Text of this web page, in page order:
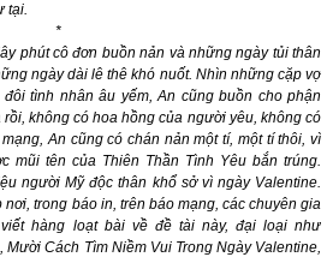
tại.
*
phút cô đơn buồn nản và những ngày tủi thân
ngày dài lê thê khó nuốt. Nhìn những cặp vợ
tình nhân âu yếm, An cũng buồn cho phận
không có hoa hồng của người yêu, không có
An cũng có chán nản một tí, một tí thôi, vì
mũi tên của Thiên Thần Tình Yêu bắn trúng.
người Mỹ độc thân khổ sở vì ngày Valentine.
trong báo in, trên báo mạng, các chuyên gia
hàng loạt bài về đề tài này, đại loại như
Cách Tìm Niềm Vui Trong Ngày Valentine,